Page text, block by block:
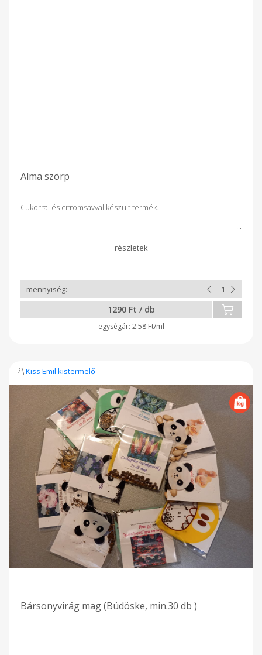
Alma szörp
Cukorral és citromsavval készült termék.
1290 Ft / db
2.58 Ft/ml
Kiss Emil kistermelő
Bársonyvirág mag (Büdöske, min.30 db )